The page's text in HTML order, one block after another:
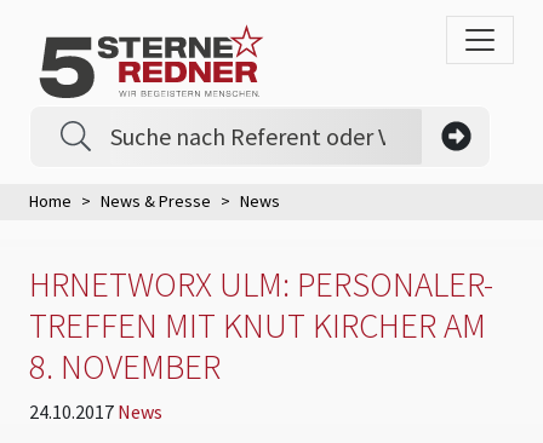
Home News & Presse News
HRNETWORX ULM: PERSONALER-
TREFFEN MIT KNUT KIRCHER AM
8. NOVEMBER
24.10.2017 News